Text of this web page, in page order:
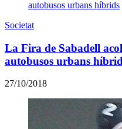
Societat
La Fira de Sabadell
autobusos urbans
27/10/2018